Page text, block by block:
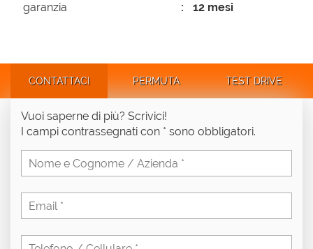
garanzia 12 mesi
CONTATTACI PERMUTA TEST DRIVE
Vuoi saperne di più? Scrivici!
I campi contrassegnati con * sono obbligatori.